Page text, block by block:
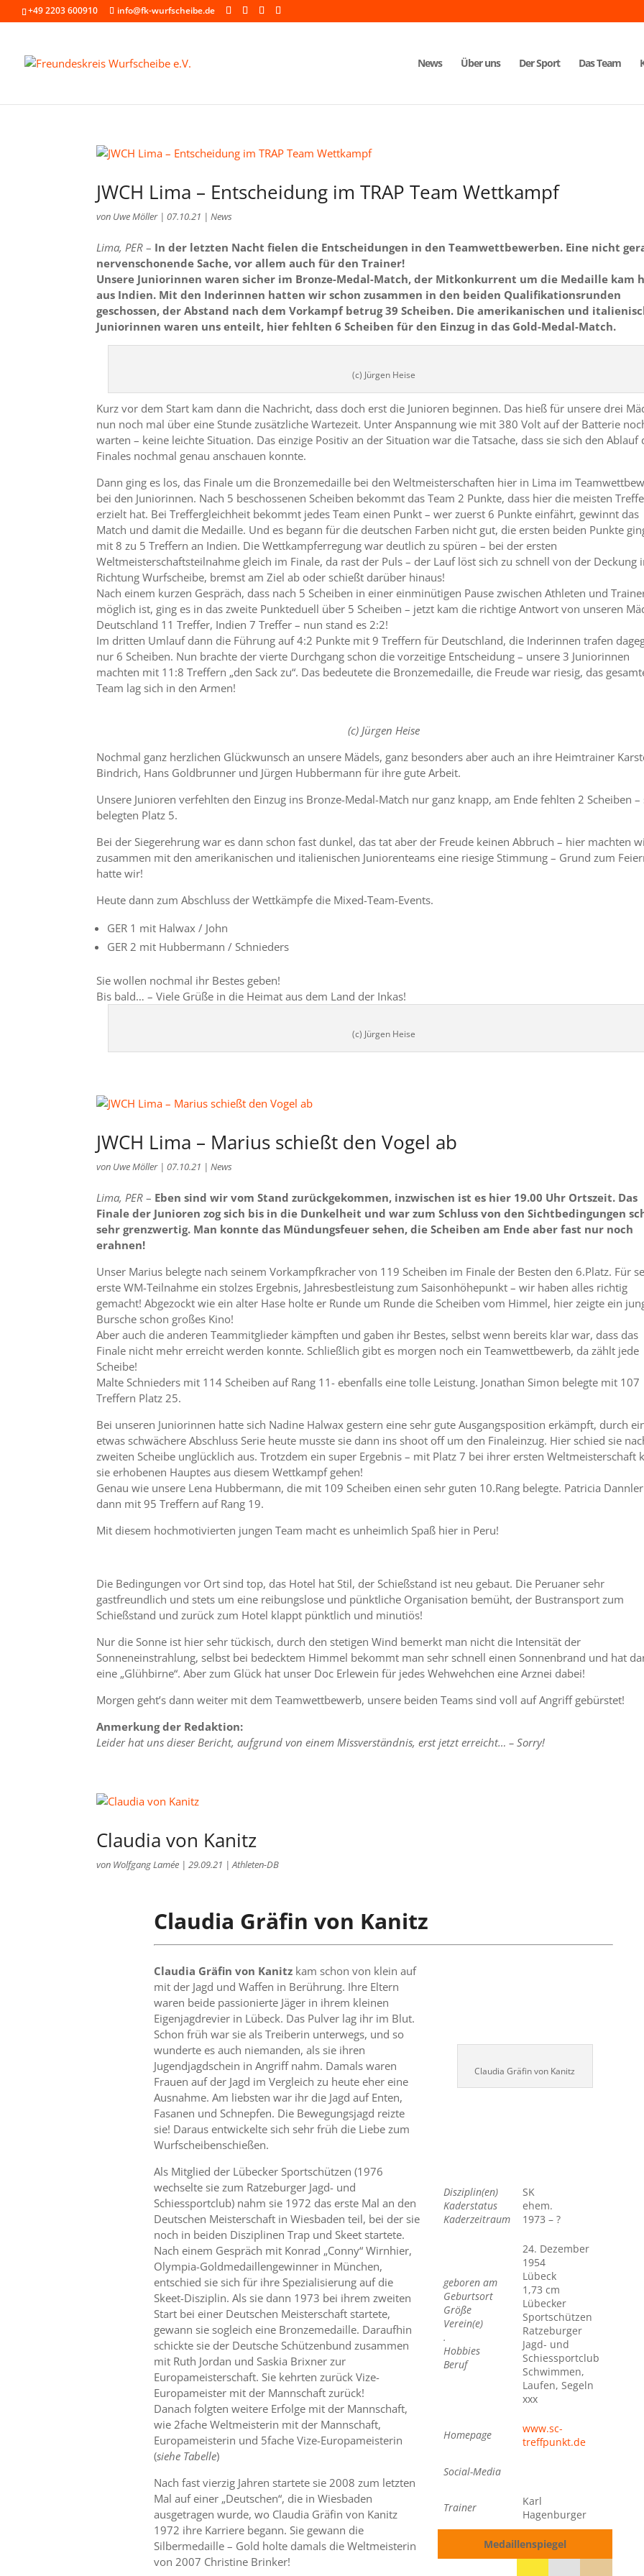
+49 2203 600910 info@fk-wurfscheibe.de
News Über uns Der Sport Das Team
JWCH Lima – Entscheidung im TRAP Team Wettkampf
von Uwe Möller|07.10.21 |News
Lima, PER – In der letzten Nacht fielen die Entscheidungen in den Teamwettbewerben. Eine nicht
nervenschonende Sache, vor allem auch für den Trainer!
Unsere Juniorinnen waren sicher im Bronze-Medal-Match, der Mitkonkurrent um die Medaille kam
aus Indien. Mit den Inderinnen hatten wir schon zusammen in den beiden Qualifikationsrunden
geschossen, der Abstand nach dem Vorkampf betrug 39 Scheiben. Die amerikanischen und
Juniorinnen waren uns enteilt, hier fehlten 6 Scheiben für den Einzug in das Gold-Medal-Match.
(c) Jürgen Heise
Kurz vor dem Start kam dann die Nachricht, dass doch erst die Junioren beginnen. Das hieß für unsere drei
nun noch mal über eine Stunde zusätzliche Wartezeit. Unter Anspannung wie mit 380 Volt auf der Batterie
warten – keine leichte Situation. Das einzige Positiv an der Situation war die Tatsache, dass sie sich den Ablauf
Finales nochmal genau anschauen konnte.
Dann ging es los, das Finale um die Bronzemedaille bei den Weltmeisterschaften hier in Lima im
bei den Juniorinnen. Nach 5 beschossenen Scheiben bekommt das Team 2 Punkte, dass hier die meisten
erzielt hat. Bei Treffergleichheit bekommt jedes Team einen Punkt – wer zuerst 6 Punkte einfährt, gewinnt das
Match und damit die Medaille. Und es begann für die deutschen Farben nicht gut, die ersten beiden Punkte
mit 8 zu 5 Treffern an Indien. Die Wettkampferregung war deutlich zu spüren – bei der ersten
Weltmeisterschaftsteilnahme gleich im Finale, da rast der Puls – der Lauf löst sich zu schnell von der Deckung
Richtung Wurfscheibe, bremst am Ziel ab oder schießt darüber hinaus!
Nach einem kurzen Gespräch, dass nach 5 Scheiben in einer einminütigen Pause zwischen Athleten und
möglich ist, ging es in das zweite Punkteduell über 5 Scheiben – jetzt kam die richtige Antwort von unseren
Deutschland 11 Treffer, Indien 7 Treffer – nun stand es 2:2!
Im dritten Umlauf dann die Führung auf 4:2 Punkte mit 9 Treffern für Deutschland, die Inderinnen trafen
nur 6 Scheiben. Nun brachte der vierte Durchgang schon die vorzeitige Entscheidung – unsere 3 Juniorinnen
machten mit 11:8 Treffern „den Sack zu“. Das bedeutete die Bronzemedaille, die Freude war riesig, das
Team lag sich in den Armen!
(c) Jürgen Heise
Nochmal ganz herzlichen Glückwunsch an unsere Mädels, ganz besonders aber auch an ihre Heimtrainer
Bindrich, Hans Goldbrunner und Jürgen Hubbermann für ihre gute Arbeit.
Unsere Junioren verfehlten den Einzug ins Bronze-Medal-Match nur ganz knapp, am Ende fehlten 2 Scheiben –
belegten Platz 5.
Bei der Siegerehrung war es dann schon fast dunkel, das tat aber der Freude keinen Abbruch – hier machten
zusammen mit den amerikanischen und italienischen Juniorenteams eine riesige Stimmung – Grund zum
hatte wir!
Heute dann zum Abschluss der Wettkämpfe die Mixed-Team-Events.
GER 1 mit Halwax / John
GER 2 mit Hubbermann / Schnieders
Sie wollen nochmal ihr Bestes geben!
Bis bald… – Viele Grüße in die Heimat aus dem Land der Inkas!
(c) Jürgen Heise
JWCH Lima – Marius schießt den Vogel ab
von Uwe Möller|07.10.21 |News
Lima, PER – Eben sind wir vom Stand zurückgekommen, inzwischen ist es hier 19.00 Uhr Ortszeit. Das
Finale der Junioren zog sich bis in die Dunkelheit und war zum Schluss von den Sichtbedingungen
sehr grenzwertig. Man konnte das Mündungsfeuer sehen, die Scheiben am Ende aber fast nur noch
erahnen!
Unser Marius belegte nach seinem Vorkampfkracher von 119 Scheiben im Finale der Besten den 6.Platz. Für
erste WM-Teilnahme ein stolzes Ergebnis, Jahresbestleistung zum Saisonhöhepunkt – wir haben alles richtig
gemacht! Abgezockt wie ein alter Hase holte er Runde um Runde die Scheiben vom Himmel, hier zeigte ein
Bursche schon großes Kino!
Aber auch die anderen Teammitglieder kämpften und gaben ihr Bestes, selbst wenn bereits klar war, dass das
Finale nicht mehr erreicht werden konnte. Schließlich gibt es morgen noch ein Teamwettbewerb, da zählt jede
Scheibe!
Malte Schnieders mit 114 Scheiben auf Rang 11- ebenfalls eine tolle Leistung. Jonathan Simon belegte mit 107
Treffern Platz 25.
Bei unseren Juniorinnen hatte sich Nadine Halwax gestern eine sehr gute Ausgangsposition erkämpft, durch
etwas schwächere Abschluss Serie heute musste sie dann ins shoot off um den Finaleinzug. Hier schied sie
zweiten Scheibe unglücklich aus. Trotzdem ein super Ergebnis – mit Platz 7 bei ihrer ersten Weltmeisterschaft
sie erhobenen Hauptes aus diesem Wettkampf gehen!
Genau wie unsere Lena Hubbermann, die mit 109 Scheiben einen sehr guten 10.Rang belegte. Patricia Dannler
dann mit 95 Treffern auf Rang 19.
Mit diesem hochmotivierten jungen Team macht es unheimlich Spaß hier in Peru!
Die Bedingungen vor Ort sind top, das Hotel hat Stil, der Schießstand ist neu gebaut. Die Peruaner sehr
gastfreundlich und stets um eine reibungslose und pünktliche Organisation bemüht, der Bustransport zum
Schießstand und zurück zum Hotel klappt pünktlich und minutiös!
Nur die Sonne ist hier sehr tückisch, durch den stetigen Wind bemerkt man nicht die Intensität der
Sonneneinstrahlung, selbst bei bedecktem Himmel bekommt man sehr schnell einen Sonnenbrand und hat
eine „Glühbirne“. Aber zum Glück hat unser Doc Erlewein für jedes Wehwehchen eine Arznei dabei!
Morgen geht’s dann weiter mit dem Teamwettbewerb, unsere beiden Teams sind voll auf Angriff gebürstet!
Anmerkung der Redaktion:
Leider hat uns dieser Bericht, aufgrund von einem Missverständnis, erst jetzt erreicht… – Sorry!
Claudia von Kanitz
von Wolfgang Lamée |29.09.21 |Athleten-DB
Claudia Gräfin von Kanitz
Claudia Gräfin von Kanitz kam schon von klein auf
mit der Jagd und Waffen in Berührung. Ihre Eltern
waren beide passionierte Jäger in ihrem kleinen
Eigenjagdrevier in Lübeck. Das Pulver lag ihr im Blut.
Schon früh war sie als Treiberin unterwegs, und so
wunderte es auch niemanden, als sie ihren
Jugendjagdschein in Angriff nahm. Damals waren
Frauen auf der Jagd im Vergleich zu heute eher eine
Ausnahme. Am liebsten war ihr die Jagd auf Enten,
Fasanen und Schnep­fen. Die Bewegungsjagd reizte
sie! Daraus entwickelte sich sehr früh die Liebe zum
Wurfscheibenschießen.
Als Mitglied der Lübecker Sportschützen (1976
wechselte sie zum Ratzeburger Jagd- und
Schiessportclub) nahm sie 1972 das erste Mal an den
Deutschen Meisterschaft in Wiesbaden teil, bei der sie
noch in beiden Disziplinen Trap und Skeet startete.
Nach einem Gespräch mit Konrad „Conny“ Wirnhier,
Olympia-Goldmedaillengewinner in München,
entschied sie sich für ihre Spezialisierung auf die
Skeet-Disziplin. Als sie dann 1973 bei ihrem zweiten
Start bei einer Deutschen Meisterschaft startete,
gewann sie sogleich eine Bronzemedaille. Daraufhin
schickte sie der Deutsche Schützenbund zusammen
mit Ruth Jordan und Saskia Brixner zur
Europameisterschaft. Sie kehrten zurück Vize-
Europameister mit der Mannschaft zurück!
Danach folgten weitere Erfolge mit der Mannschaft,
wie 2fache Weltmeisterin mit der Mannschaft,
Europameisterin und 5fache Vize-Europameisterin
(siehe Tabelle)
Nach fast vierzig Jahren startete sie 2008 zum letzten
Mal auf einer „Deutschen“, die in Wiesbaden
ausgetragen wurde, wo Claudia Gräfin von Kanitz
1972 ihre Karriere begann. Sie gewann die
Silbermedaille – Gold holte damals die Weltmeisterin
von 2007 Christine Brinker!
Claudia Gräfin von Kanitz
Disziplin(en)
Kaderstatus
Kaderzeitraum
SK
ehem.
1973 – ?
geboren am
Geburtsort
Größe
Verein(e)
.
Hobbies
Beruf
24. Dezember
1954
Lübeck
1,73 cm
Lübecker
Sportschützen
Ratzeburger
Jagd- und
Schiessportclub
Schwimmen,
Laufen, Segeln
xxx
Homepage
www.sc-
treffpunkt.de
Social-Media
Trainer
Karl
Hagenburger
Medaillenspiegel